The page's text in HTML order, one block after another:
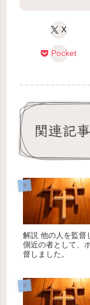
X
Pocket
関連記事
そ
解説 他の人を監督
側近の者として、
督しました。
そ